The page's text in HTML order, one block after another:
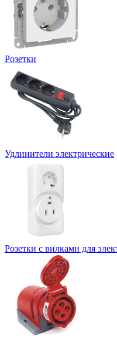
Розетки
Удлинители электрические
Розетки с вилками для